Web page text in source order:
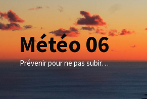
Météo 06
Prévenir pour ne pas subir…